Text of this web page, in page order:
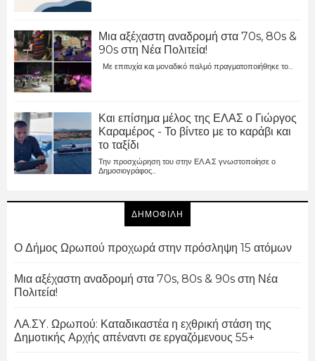
Μια αξέχαστη αναδρομή στα 70s, 80s &
90s στη Νέα Πολιτεία!
Με επιτυχία και μοναδικό παλμό πραγματοποιήθηκε το...
Και επίσημα μέλος της ΕΛΑΣ ο Γιώργος
Καραμέρος - Το βίντεο με το καράβι και
το ταξίδι
Την προσχώρηση του στην ΕΛ.Α.Σ γνωστοποίησε ο
Δημοσιογράφος...
ΔΗΜΟΦΙΛΗ
Ο Δήμος Ωρωπού προχωρά στην πρόσληψη 15 ατόμων
Μια αξέχαστη αναδρομή στα 70s, 80s & 90s στη Νέα
Πολιτεία!
ΛΑ.ΣΥ. Ωρωπού: Καταδικαστέα η εχθρική στάση της
Δημοτικής Αρχής απέναντι σε εργαζόμενους 55+